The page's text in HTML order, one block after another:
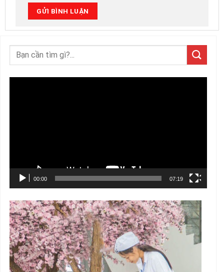
00:00 07:19